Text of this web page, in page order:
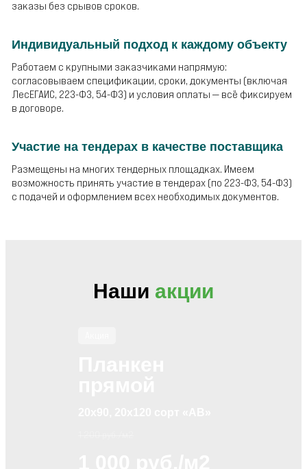
заказы без срывов сроков.
Индивидуальный подход к каждому объекту
Работаем с крупными заказчиками напрямую:
согласовываем спецификации, сроки, документы (включая
ЛесЕГАИС, 223-ФЗ, 54-ФЗ) и условия оплаты — всё фиксируем
в договоре.
Участие на тендерах в качестве поставщика
Размещены на многих тендерных площадках. Имеем
возможность принять участие в тендерах (по 223-ФЗ, 54-ФЗ)
с подачей и оформлением всех необходимых документов.
Наши акции